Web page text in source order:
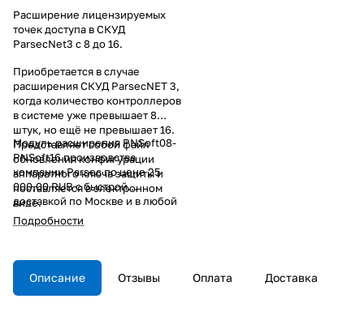
Расширение лицензируемых
точек доступа в СКУД
ParsecNet3 с 8 до 16.
Приобретается в случае
расширения СКУД ParsecNET 3,
когда количество контроллеров
в системе уже превышает 8
штук, но ещё не превышает 16.
Представляет собой файл
обновления конфигурации
аппаратного ключа защиты и
поставляется в электронном
виде.
Модуль расширения PNSoft08-
PNSoft16 производства
компании Parsec по цене 25
000,00 RUB с быстрой
доставкой по Москве и в любой
город России от интернет-
магазина Сатро-Паладин. У нас
подробное описание,
посмотреть технические
Подробности
Описание Отзывы Оплата Доставка